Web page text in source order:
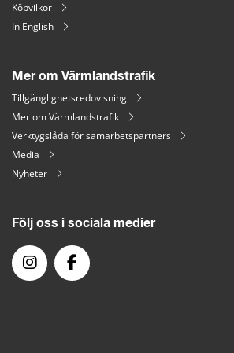
Köpvilkor
In English
Mer om Värmlandstrafik
Tillgänglighetsredovisning
Mer om Värmlandstrafik
Verktygslåda för samarbetspartners
Media
Nyheter
Följ oss i sociala medier